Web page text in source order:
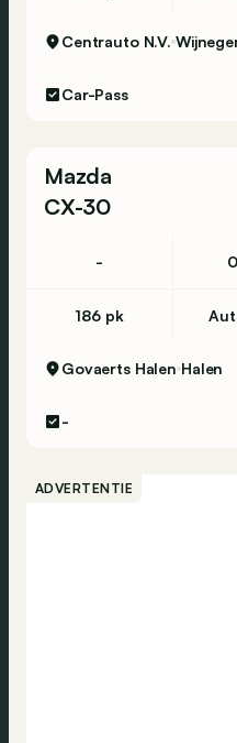
Centrauto N.V.
Car-Pass
Mazda
CX-30
-
186 pk
Govaerts Halen Halen
-
ADVERTENTIE